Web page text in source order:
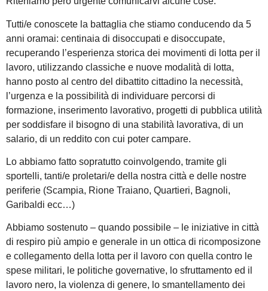
Tutti/e conoscete la battaglia che stiamo conducendo da 5
anni oramai: centinaia di disoccupati e disoccupate,
recuperando l’esperienza storica dei movimenti di lotta per il
lavoro, utilizzando classiche e nuove modalità di lotta,
hanno posto al centro del dibattito cittadino la necessità,
l’urgenza e la possibilità di individuare percorsi di
formazione, inserimento lavorativo, progetti di pubblica utilità
per soddisfare il bisogno di una stabilità lavorativa, di un
salario, di un reddito con cui poter campare.
Lo abbiamo fatto sopratutto coinvolgendo, tramite gli
sportelli, tanti/e proletari/e della nostra città e delle nostre
periferie (Scampia, Rione Traiano, Quartieri, Bagnoli,
Garibaldi ecc…)
Abbiamo sostenuto – quando possibile – le iniziative in città
di respiro più ampio e generale in un ottica di ricomposizone
e collegamento della lotta per il lavoro con quella contro le
spese militari, le politiche governative, lo sfruttamento ed il
lavoro nero, la violenza di genere, lo smantellamento dei